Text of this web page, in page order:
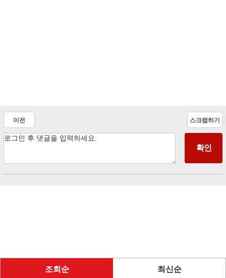
이전 스크랩하기
조회순 최신순